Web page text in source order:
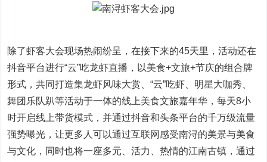
除了虾客大会现场热闹纷呈，在接下来的45天里，活动还在
抖音平台进行“云”吃龙虾直播，以美食+文旅+节庆的组合牌
形式，共同打造集龙虾风味大赏、“云”吃虾、明星大咖秀、
舞团乐队趴等活动于一体的线上美食文旅嘉年华，每天8小
时开启线上带货模式，并通过抖音和头条平台的千万级流量
强势曝光，让更多人可以通过互联网感受南浔的美景与美食
与文化，同时也将一座多元、活力、热情的江南古镇，通过